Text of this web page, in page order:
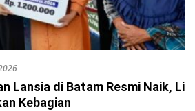
Lansia di Batam Resmi Naik, Li
Kebagian